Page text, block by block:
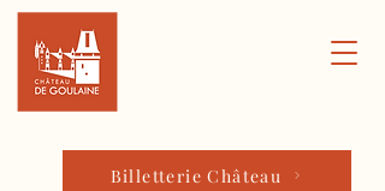
Billetterie Château